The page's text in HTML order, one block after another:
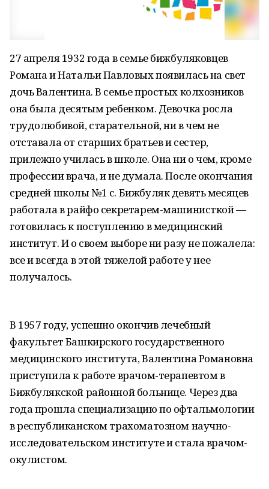
27 апреля 1932 года в семье бижбуляковцев
Романа и Натальи Павловых появилась на свет
дочь Валентина. В семье простых колхозников
она была десятым ребенком. Девочка росла
трудолюбивой, старательной, ни в чем не
отставала от старших братьев и сестер,
прилежно училась в школе. Она ни о чем, кроме
профессии врача, и не думала. После окончания
средней школы №1 с. Бижбуляк девять месяцев
работала в райфо секретарем-машинисткой —
готовилась к поступлению в медицинский
институт. И о своем выборе ни разу не пожалела:
все и всегда в этой тяжелой работе у нее
получалось.
В 1957 году, успешно окончив лечебный
факультет Башкирского государственного
медицинского института, Валентина Романовна
приступила к работе врачом-терапевтом в
Бижбулякской районной больнице. Через два
года прошла специализацию по офтальмологии
в республиканском трахоматозном научно-
исследовательском институте и стала врачом-
окулистом.